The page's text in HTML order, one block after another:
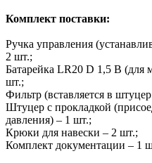
Комплект поставки:
Ручка управления
2 шт.;
Батарейка LR20 D 1,5 В (для
шт.;
Фильтр (вставляется в
Штуцер с прокладкой
давления) – 1 шт.;
Крюки для навески – 2 шт.;
Комплект документации – 1